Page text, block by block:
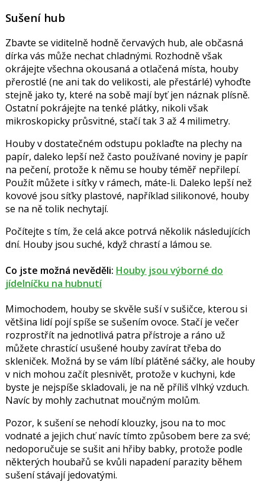
Sušení hub
Zbavte se viditelně hodně červavých hub, ale občasná
dírka vás může nechat chladnými. Rozhodně však
okrájejte všechna okousaná a otlačená místa, houby
přerostlé (ne ani tak do velikosti, ale přestárlé) vyhoďte
stejně jako ty, které na sobě mají byť jen náznak plísně.
Ostatní pokrájejte na tenké plátky, nikoli však
mikroskopicky průsvitné, stačí tak 3 až 4 milimetry.
Houby v dostatečném odstupu poklaďte na plechy na
papír, daleko lepší než často používané noviny je papír
na pečení, protože k němu se houby téměř nepřilepí.
Použít můžete i síťky v rámech, máte-li. Daleko lepší než
kovové jsou síťky plastové, například silikonové, houby
se na ně tolik nechytají.
Počítejte s tím, že celá akce potrvá několik následujících
dní. Houby jsou suché, když chrastí a lámou se.
Co jste možná nevěděli: Houby jsou výborné do
jídelníčku na hubnutí
Mimochodem, houby se skvěle suší v sušičce, kterou si
většina lidí pojí spíše se sušením ovoce. Stačí je večer
rozprostřít na jednotlivá patra přístroje a ráno už
můžete chrastící usušené houby zavírat třeba do
skleniček. Možná by se vám líbí plátěné sáčky, ale houby
v nich mohou začít plesnivět, protože v kuchyni, kde
byste je nejspíše skladovali, je na ně příliš vlhký vzduch.
Navíc by mohly zachutnat moučným molům.
Pozor, k sušení se nehodí klouzky, jsou na to moc
vodnaté a jejich chuť navíc tímto způsobem bere za své;
nedoporučuje se sušit ani hřiby babky, protože podle
některých houbařů se kvůli napadení parazity během
sušení stávají jedovatými.